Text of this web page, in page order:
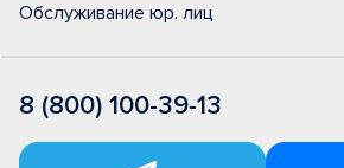
Обслуживание юр. лиц
8 (800) 100-39-13